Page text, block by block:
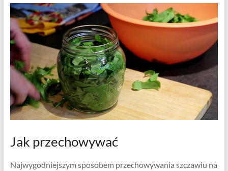
Jak przechowywać
Najwygodniejszym sposobem przechowywania szczawiu na